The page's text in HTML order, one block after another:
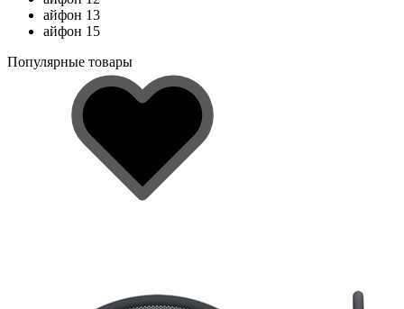
айфон 13
айфон 15
Популярные товары